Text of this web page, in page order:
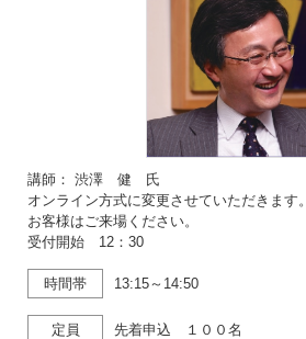
講師： 渋澤 健 氏
オンライン方式に変更させていただきます。
お客様はご来場ください。
受付開始 12：30
時間帯 13:15～14:50
定員 先着申込 １００名